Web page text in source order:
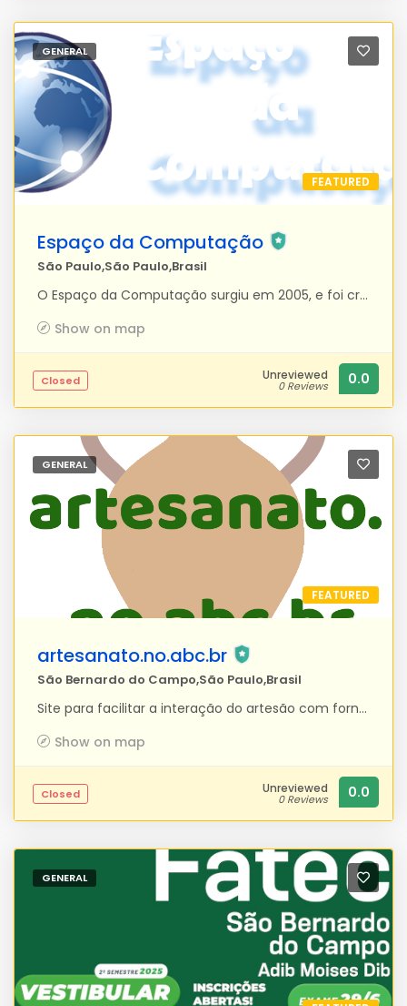
FEATURED
GENERAL
Espaço da Computação
São Paulo,São Paulo,Brasil
O Espaço da Computação surgiu em 2005, e foi criado por mim, Fernanda C. M. Richter Cardoso, por alguns anos, atuei como Instrutora de Computação em Escolas de Computação, inclusive em escola própria, e também com aulas particulares in company. Em meio a isso as pessoas começaram a me perguntar se além de ensinar eu não realizava alguns tipos de serviços, como por exemplo, criação de sites, digitação, digitalização, ..., eu já realizava tudo isso, mas fazia apenas para uso pessoal, mas como cada vez mais muitas pessoas me pediam estes tipos de serviços então resolvi fazer de forma profissional, e foi assim que nasceu o Espaço da Computação. Com o passar do tempo o Espaço da Computação foi ficando mais conhecido, os clientes, diante dos bons serviços prestados e pela confiança passaram a indicar o Espaço da Computação e a demanda de serviço aumentou consideravelmente. Sendo assim, formalizei-me e passei a ter colaboradores na execução dos serviços, que trabalham de forma autônoma. Todos os colaboradores que formam nossa equipe, são selecionados com muito critério, busco sempre profissionais qualificados e experientes, para garantir ao nosso cliente a entrega de um serviço de qualidade, além de assegurar o sigilo das informações fornecidas e a integridade do material entregue pelo cliente. No Espaço da Computação cada cliente é tratado de forma individualizada, pois, cada um tem suas necessidades e buscamos sempre satisfazer o quer o cliente necessita e deseja. Missão do Espaço da Computação - Garantir muita qualidade e excelência na entrega de nossos serviços prestados e a fidelização de nossos clientes. Visão do Espaço da Computação - Ser referência em execução de serviços do nosso setor e ter uma abrangência maior Nacional.
Show on map
Closed Unreviewed
0 Reviews 0.0
FEATURED
GENERAL
artesanato.no.abc.br
São Bernardo do Campo,São Paulo,Brasil
Site para facilitar a interação do artesão com fornecedores de matéria-prima para confecção de seus produtos. A importância desta proposta deve-se à compreensão das necessidades do nicho dos artesãos e das utilidades da internet, buscando desenvolver um site que possibilite ampliar a divulgação dos artesãos e seus trabalhos e que, em parte, solucione o problema de visibilidade.
Show on map
Closed Unreviewed
0 Reviews 0.0
GENERAL